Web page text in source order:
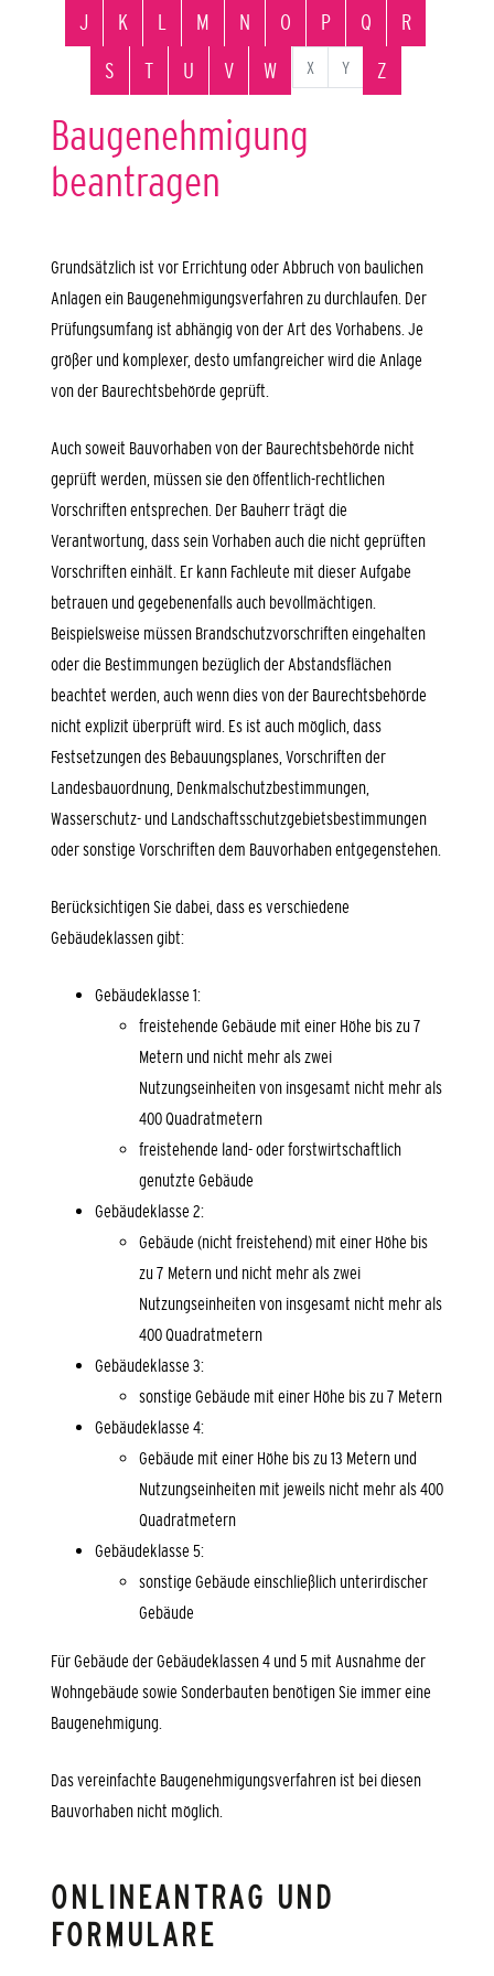
J
K L M N O P Q
R
S
T U V W X Y Z
Baugenehmigung
beantragen
Grundsätzlich ist vor Errichtung oder Abbruch von baulichen
Anlagen ein Baugenehmigungsverfahren zu durchlaufen. Der
Prüfungsumfang ist abhängig von der Art des Vorhabens. Je
größer und komplexer, desto umfangreicher wird die Anlage
von der Baurechtsbehörde geprüft.
Auch soweit Bauvorhaben von der Baurechtsbehörde nicht
geprüft werden, müssen sie den öffentlich-rechtlichen
Vorschriften entsprechen. Der Bauherr trägt die
Verantwortung, dass sein Vorhaben auch die nicht geprüften
Vorschriften einhält. Er kann Fachleute mit dieser Aufgabe
betrauen und gegebenenfalls auch bevollmächtigen.
Beispielsweise müssen Brandschutzvorschriften eingehalten
oder die Bestimmungen bezüglich der Abstandsflächen
beachtet werden, auch wenn dies von der Baurechtsbehörde
nicht explizit überprüft wird. Es ist auch möglich, dass
Festsetzungen des Bebauungsplanes, Vorschriften der
Landesbauordnung, Denkmalschutzbestimmungen,
Wasserschutz- und Landschaftsschutzgebietsbestimmungen
oder sonstige Vorschriften dem Bauvorhaben entgegenstehen.
Berücksichtigen Sie dabei, dass es verschiedene
Gebäudeklassen gibt:
Gebäudeklasse 1:
freistehende Gebäude mit einer Höhe bis zu 7
Metern und nicht mehr als zwei
Nutzungseinheiten von insgesamt nicht mehr als
400 Quadratmetern
freistehende land- oder forstwirtschaftlich
genutzte Gebäude
Gebäudeklasse 2:
Gebäude (nicht freistehend) mit einer Höhe bis
zu 7 Metern und nicht mehr als zwei
Nutzungseinheiten von insgesamt nicht mehr als
400 Quadratmetern
Gebäudeklasse 3:
sonstige Gebäude mit einer Höhe bis zu 7 Metern
Gebäudeklasse 4:
Gebäude mit einer Höhe bis zu 13 Metern und
Nutzungseinheiten mit jeweils nicht mehr als 400
Quadratmetern
Gebäudeklasse 5:
sonstige Gebäude einschließlich unterirdischer
Gebäude
Für Gebäude der Gebäudeklassen 4 und 5 mit Ausnahme der
Wohngebäude sowie Sonderbauten benötigen Sie immer eine
Baugenehmigung.
Das vereinfachte Baugenehmigungsverfahren ist bei diesen
Bauvorhaben nicht möglich.
ONLINEANTRAG UND
FORMULARE